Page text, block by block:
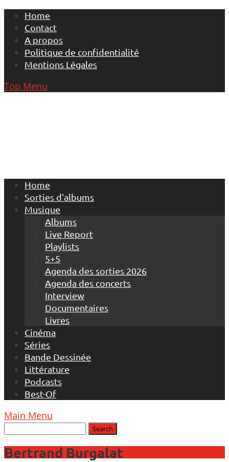
Skip
content
Home
Contact
A propos
Politique de confidentialité
Mentions Légales
Top Menu
Home
Sorties d’albums
Musique
Albums
Live Report
Playlists
5+5
Agenda des sorties 2026
Agenda des concerts
Interview
Documentaires
Livres
Cinéma
Séries
Bande Dessinée
Littérature
Podcasts
Best-Of
Main Menu
Bertrand Burgalat